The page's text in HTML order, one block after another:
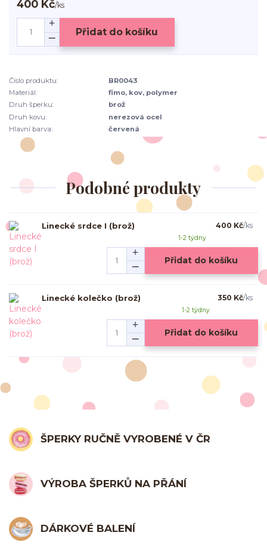
400 Kč/ks
Přidat do košíku
Číslo produktu:
BR0043
Materiál:
fimo, kov, polymer
Druh šperku:
brož
Druh kovu:
nerezová ocel
Hlavní barva:
červená
Podobné produkty
Linecké srdce I (brož) 400 Kč/ks
1-2 týdny
Přidat do košíku
Linecké kolečko (brož) 350 Kč/ks
1-2 týdny
Přidat do košíku
ŠPERKY RUČNĚ VYROBENÉ V ČR
VÝROBA ŠPERKŮ NA PŘÁNÍ
DÁRKOVÉ BALENÍ